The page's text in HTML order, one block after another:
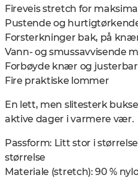
Fireveis stretch for
Pustende og
Forsterkninger bak, på
Vann- og smussavvisende
Forbøyde knær og
Fire praktiske lommer
En lett, men slitesterk
aktive dager i varmere vær.
Passform: Litt stor i
størrelse
Materiale (stretch): 90 %